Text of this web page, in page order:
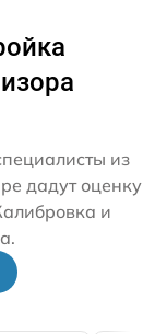
из
дадут оценку
и